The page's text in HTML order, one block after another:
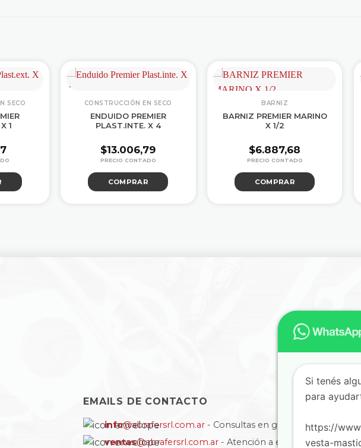
SECO
1
CONSTRUCCIÓN EN SECO
ENDUIDO PREMIER
PLAST.INTE. X 4
$13.006,79
COMPRAR
BARNIZ
BARNIZ PREMIER MARINO
X 1/2
$6.887,68
COMPRAR
EMAILS DE CONTACTO
info@abrafersrl.com.ar - Consultas en general
ventas@abrafersrl.com.ar - Atención a empresas
Si tenés
para
https://
vesta-